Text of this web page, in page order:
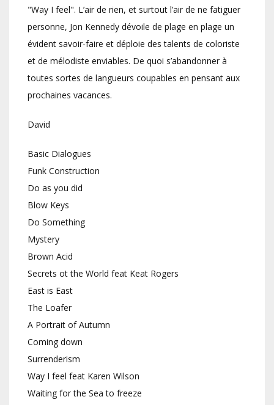
"Way I feel". L’air de rien, et surtout l’air de ne fatiguer
personne, Jon Kennedy dévoile de plage en plage un
évident savoir-faire et déploie des talents de coloriste
et de mélodiste enviables. De quoi s’abandonner à
toutes sortes de langueurs coupables en pensant aux
prochaines vacances.
David
Basic Dialogues
Funk Construction
Do as you did
Blow Keys
Do Something
Mystery
Brown Acid
Secrets ot the World feat Keat Rogers
East is East
The Loafer
A Portrait of Autumn
Coming down
Surrenderism
Way I feel feat Karen Wilson
Waiting for the Sea to freeze